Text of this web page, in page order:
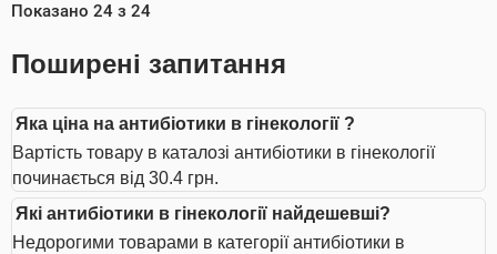
Показано 24 з 24
Поширені запитання
Яка ціна на антибіотики в гінекології ?
Вартість товару в каталозі антибіотики в гінекології
починається від 30.4 грн.
Які антибіотики в гінекології найдешевші?
Недорогими товарами в категорії антибіотики в